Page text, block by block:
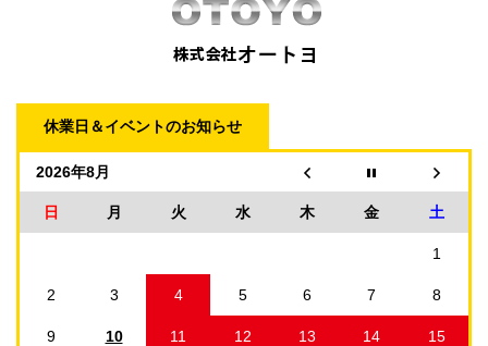
休業日＆イベントのお知らせ
2026年8月
日 月 火 水 木 金 土
1
2 3 4 5 6 7 8
9 10 11 12 13 14 15